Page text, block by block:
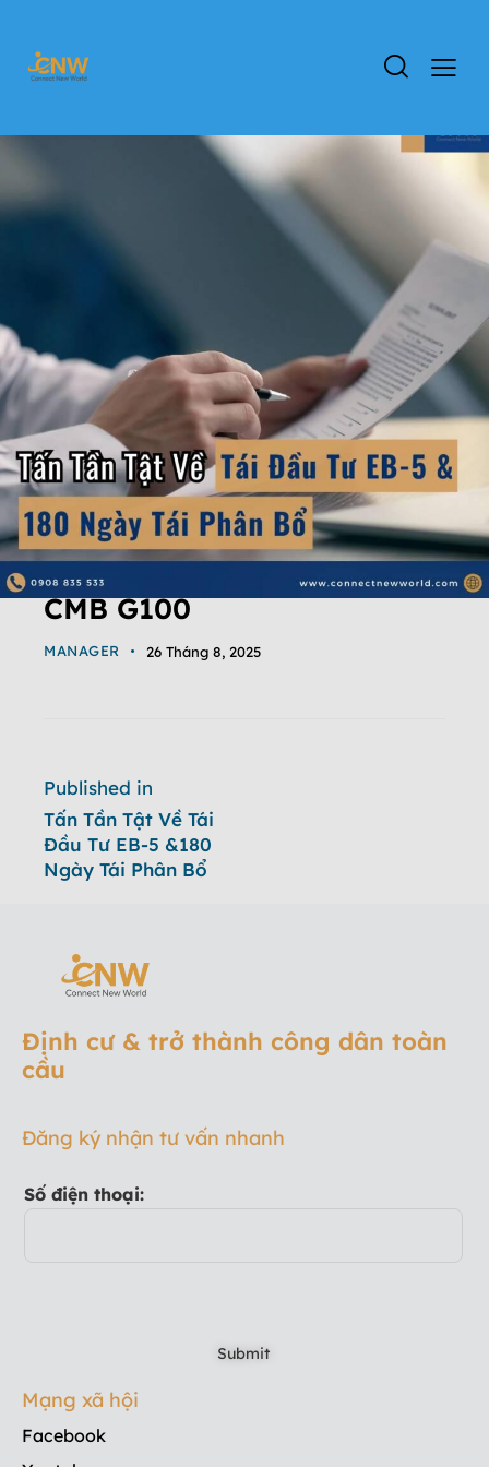
CMB G100
MANAGER 26 Tháng 8, 2025
Published in
Tấn Tần Tật Về Tái
Đầu Tư EB-5 &180
Ngày Tái Phân Bổ
Định cư & trở thành công dân toàn
cầu
Đăng ký nhận tư vấn nhanh
Số điện thoại:
Mạng xã hội
Facebook